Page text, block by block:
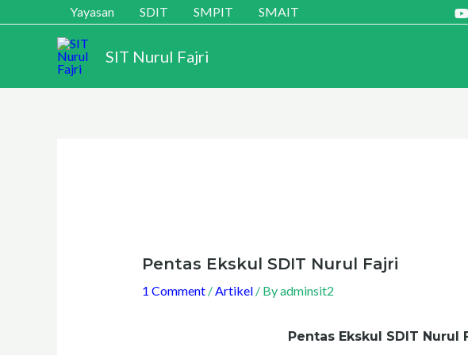
Yayasan SDIT SMPIT SMAIT
SIT Nurul Fajri
Pentas Ekskul SDIT Nurul Fajri
1 Comment /Artikel/ Byadminsit2
Pentas Ekskul SDIT Nurul